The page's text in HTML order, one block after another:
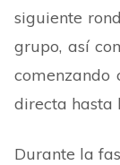
siguiente
grupo, así
comenzando
directa hasta
Durante la